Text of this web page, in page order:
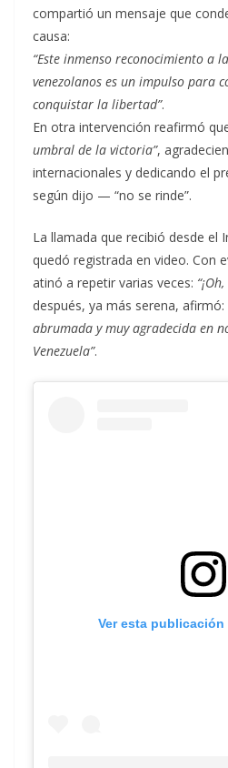
compartió un mensaje que
causa:
“Este inmenso reconocimiento a
venezolanos es un impulso para
conquistar la libertad”.
En otra intervención reafirmó
umbral de la victoria”,
internacionales y dedicando el
según dijo — “no se rinde”.
La llamada que recibió desde el
quedó registrada en video. Con
atinó a repetir varias veces:
después, ya más serena, afirmó:
abrumada y muy agradecida en
Venezuela”.
Ver esta publicación